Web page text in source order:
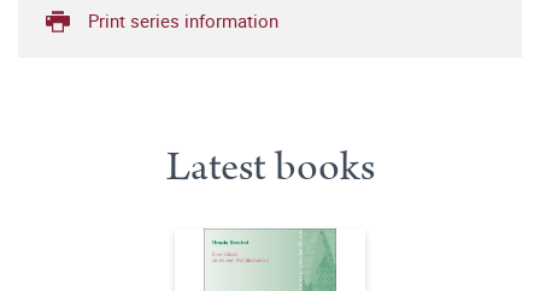
Print series information
Latest books